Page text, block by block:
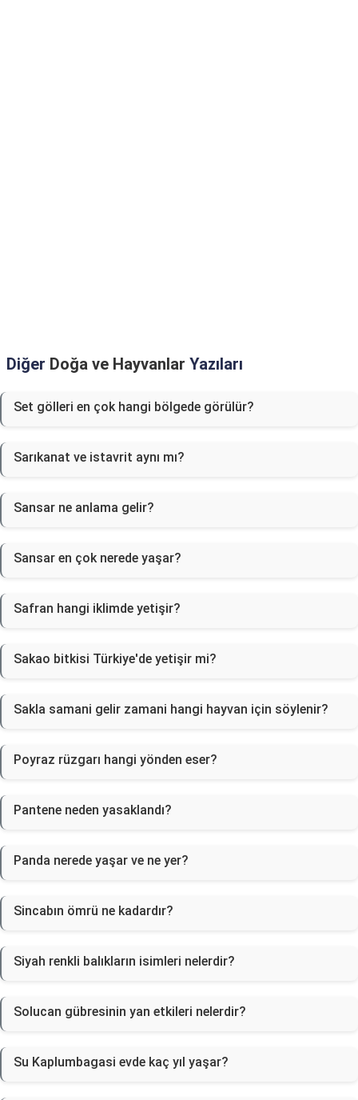
Diğer Doğa ve Hayvanlar Yazıları
Set gölleri en çok hangi bölgede görülür?
Sarıkanat ve istavrit aynı mı?
Sansar ne anlama gelir?
Sansar en çok nerede yaşar?
Safran hangi iklimde yetişir?
Sakao bitkisi Türkiye'de yetişir mi?
Sakla samani gelir zamani hangi hayvan için söylenir?
Poyraz rüzgarı hangi yönden eser?
Pantene neden yasaklandı?
Panda nerede yaşar ve ne yer?
Sincabın ömrü ne kadardır?
Siyah renkli balıkların isimleri nelerdir?
Solucan gübresinin yan etkileri nelerdir?
Su Kaplumbagasi evde kaç yıl yaşar?